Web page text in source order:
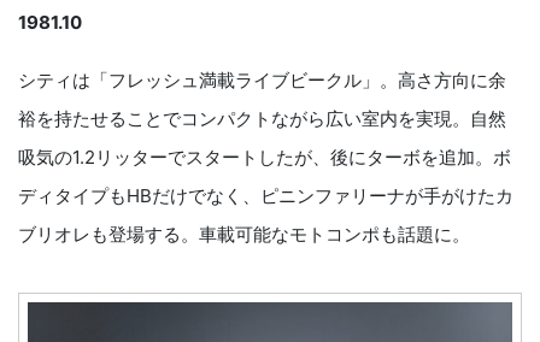
1981.10
シティは「フレッシュ満載ライブビークル」。高さ方向に余
裕を持たせることでコンパクトながら広い室内を実現。自然
吸気の1.2リッターでスタートしたが、後にターボを追加。ボ
ディタイプもHBだけでなく、ピニンファリーナが手がけたカ
ブリオレも登場する。車載可能なモトコンポも話題に。